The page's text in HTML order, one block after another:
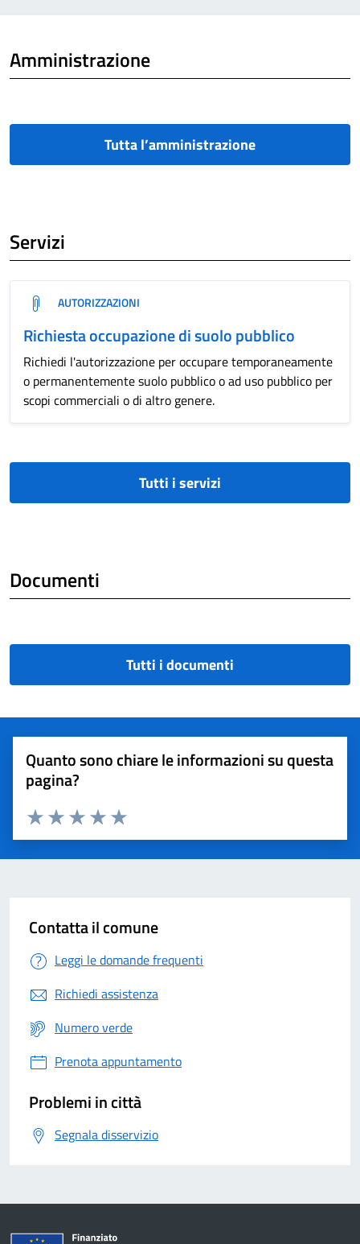
Amministrazione
Tutta l’amministrazione
Servizi
AUTORIZZAZIONI
Richiesta occupazione di suolo pubblico
Richiedi l'autorizzazione per occupare temporaneamente
o permanentemente suolo pubblico o ad uso pubblico per
scopi commerciali o di altro genere.
Tutti i servizi
Documenti
Tutti i documenti
Quanto sono chiare le informazioni su questa
pagina?
Valuta 5 stelle su 5
Valuta 4 stelle su 5
Valuta 3 stelle su 5
Valuta 2 stelle su 5
Valuta 1 stelle su 5
Contatta il comune
Leggi le domande frequenti
Richiedi assistenza
Numero verde
Prenota appuntamento
Problemi in città
Segnala disservizio